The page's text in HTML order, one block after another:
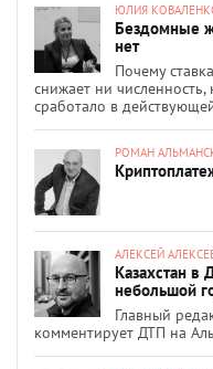
ЮЛИЯ
Бездомные
нет
Почему
снижает ни
сработало в
РОМАН
АЛЕКСЕЙ
Казахстан в
небольшой
Главный
комментирует ДТП на